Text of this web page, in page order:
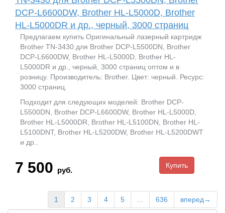
DCP-L6600DW, Brother HL-L5000D, Brother
HL-L5000DR и др., черный, 3000 страниц
Предлагаем купить Оригинальный лазерный картридж
Brother TN-3430 для Brother DCP-L5500DN, Brother
DCP-L6600DW, Brother HL-L5000D, Brother HL-
L5000DR и др., черный, 3000 страниц оптом и в
розницу. Производитель: Brother. Цвет: черный. Ресурс:
3000 страниц.
Подходит для следующих моделей: Brother DCP-
L5500DN, Brother DCP-L6600DW, Brother HL-L5000D,
Brother HL-L5000DR, Brother HL-L5100DN, Brother HL-
L5100DNT, Brother HL-L5200DW, Brother HL-L5200DWT
и др..
7 500 руб.
1 2 3 4 5 636 вперед→